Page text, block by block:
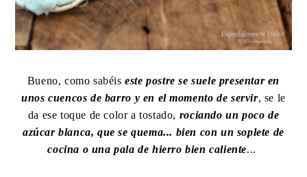
Bueno, como sabéiseste postre se suele presentar en
unos cuencos de barro y en el momento de servir, se le
da ese toque de color a tostado, rociando un poco de
azúcar blanca, que se quema... bien con un soplete de
cocina o una pala de hierro bien caliente...